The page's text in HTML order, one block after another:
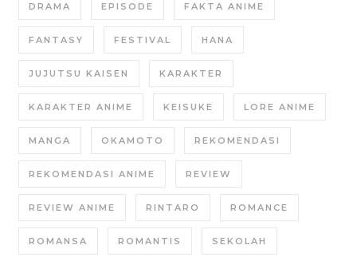
DRAMA EPISODE FAKTA ANIME
FANTASY FESTIVAL HANA
JUJUTSU KAISEN KARAKTER
KARAKTER ANIME KEISUKE LORE ANIME
MANGA OKAMOTO REKOMENDASI
REKOMENDASI ANIME REVIEW
REVIEW ANIME RINTARO ROMANCE
ROMANSA ROMANTIS SEKOLAH